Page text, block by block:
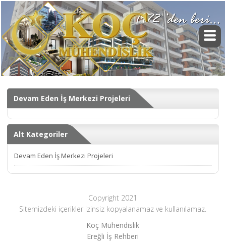
Devam Eden İş Merkezi Projeleri
Alt Kategoriler
Devam Eden İş Merkezi Projeleri
Copyright 2021
Sitemizdeki içerikler izinsiz kopyalanamaz ve kullanılamaz.
Koç Mühendislik
Ereğli İş Rehberi